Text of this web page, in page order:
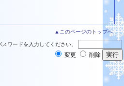
▲このページのトップへ
ワードを入力してください。
変更 削除